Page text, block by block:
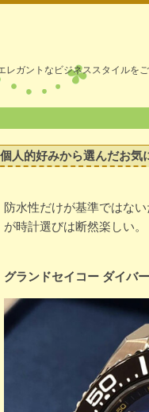
レガントなビジネススタイルを
個人的好みから選んだお気
防水性だけが基準ではな
が時計選びは断然楽しい。
グランドセイコー ダイバ